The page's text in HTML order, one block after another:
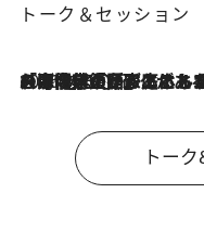
トーク＆セッション
2026.8.3
「今後値上げがあるとすれば…」「リスクがあるのは今年の冬」エネルギー専門家が語る、ホルムズ海峡封鎖が家庭にもたらす“ある心配”
トー